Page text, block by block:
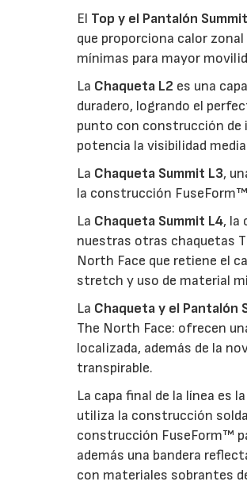
El Top y el Pantalón
que proporciona calor
mínimas para mayor
La Chaqueta L2 es una
duradero, logrando el
punto con construcción de
potencia la visibilidad
La Chaqueta Summit L3,
la construcción
La Chaqueta Summit L4, la
nuestras otras chaquetas
North Face que retiene el
stretch y uso de material
La Chaqueta y el Pantalón
The North Face: ofrecen
localizada, además de la
transpirable.
La capa final de la línea es la
utiliza la construcción
construcción FuseForm™
además una bandera
con materiales sobrantes